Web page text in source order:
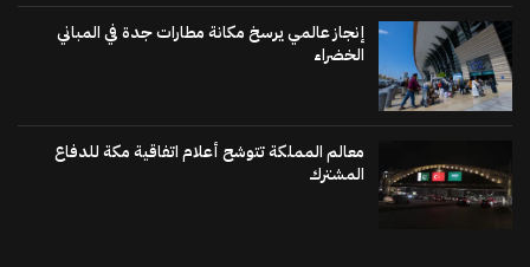
إنجاز عالمي يرسخ مكانة مطارات جدة في المباني
الخضراء
معالم المملكة تتوشح أعلام اتفاقية مكة للدفاع
المشترك